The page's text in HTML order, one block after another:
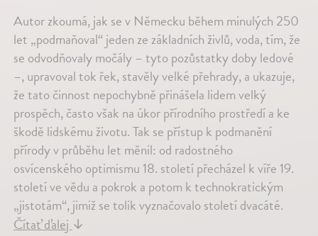
Autor zkoumá, jak se v Německu během minulých 250
let „podmaňoval“ jeden ze základních živlů, voda, tím, že
se odvodňovaly močály – tyto pozůstatky doby ledové
–, upravoval tok řek, stavěly velké přehrady, a ukazuje,
že tato činnost nepochybně přinášela lidem velký
prospěch, často však na úkor přírodního prostředí a ke
škodě lidskému životu. Tak se přístup k podmanění
přírody v průběhu let měnil: od radostného
osvícenského optimismu 18. století přecházel k víře 19.
století ve vědu a pokrok a potom k technokratickým
„jistotám“, jimiž se tolik vyznačovalo století dvacáté.
Čítať ďalej↓